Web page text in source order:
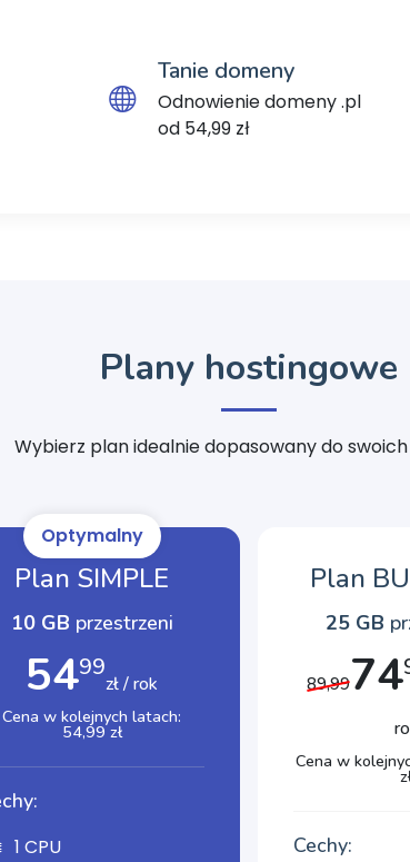
Tanie domeny
Odnowienie domeny .pl
od 54,99 zł
Plany hostingowe
Wybierz plan idealnie dopasowany do
Optymalny
Plan SIMPLE
10 GB przestrzeni
5499
zł / rok
Cena w kolejnych latach:
54,99 zł
1 CPU
Plan
25 GB
89,9974
Cena w
Cechy: